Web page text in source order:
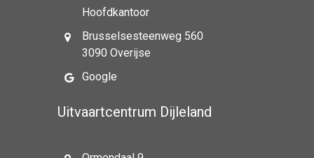
Hoofdkantoor
Brusselsesteenweg 560
3090 Overijse
Google
Uitvaartcentrum Dijleland